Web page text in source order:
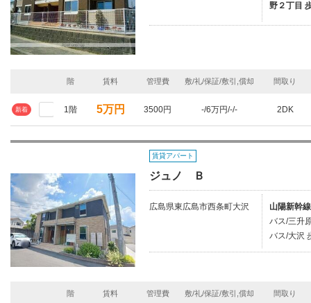
野２丁目
階 賃料 管理費 敷/礼/保証/敷引,償却 間取り
新着 1階 5万円 3500円 -/6万円/-/- 2DK
賃貸アパート
ジュノ Ｂ
広島県東広島市西条町大沢
山陽新幹
バス/三升
バス/大沢
階 賃料 管理費 敷/礼/保証/敷引,償却 間取り